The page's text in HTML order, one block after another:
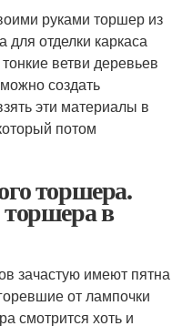
руками торшер из
для отделки каркаса
ветви деревьев
создать
эти материалы в
потом
торшера.
торшера в
зачастую имеют пятна
от лампочки
смотрится хоть и